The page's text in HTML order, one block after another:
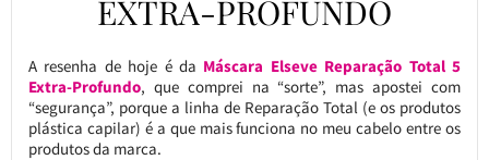
EXTRA-PROFUNDO
A resenha de hoje é da Máscara Elseve Reparação Total 5
Extra-Profundo, que comprei na “sorte”, mas apostei com
“segurança”, porque a linha de Reparação Total (e os produtos
plástica capilar) é a que mais funciona no meu cabelo entre os
produtos da marca.